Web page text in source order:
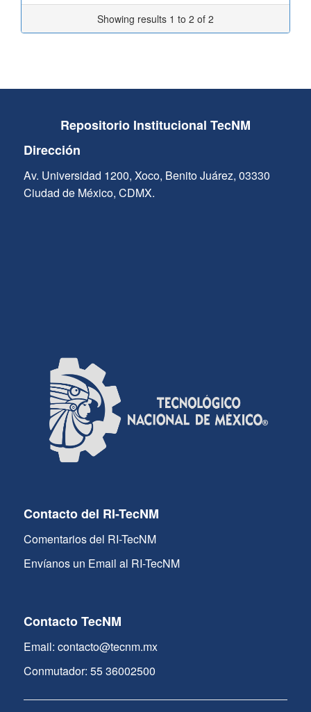
Showing results 1 to 2 of 2
Repositorio Institucional TecNM
Dirección
Av. Universidad 1200, Xoco, Benito Juárez, 03330
Ciudad de México, CDMX.
Contacto del RI-TecNM
Comentarios del RI-TecNM
Envíanos un Email al RI-TecNM
Contacto TecNM
Email: contacto@tecnm.mx
Conmutador: 55 36002500